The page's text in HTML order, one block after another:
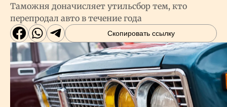
Таможня доначисляет утильсбор тем, кто
перепродал авто в течение года
Скопировать ссылку